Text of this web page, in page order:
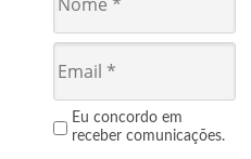
Eu concordo em
receber comunicações.